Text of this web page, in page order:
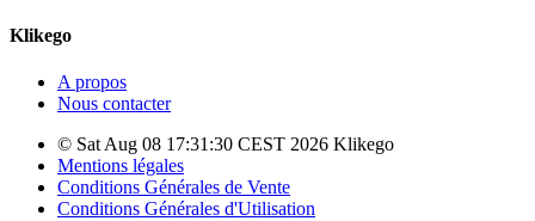
Klikego
A propos
Nous contacter
© Sat Aug 08 17:31:30 CEST 2026 Klikego
Mentions légales
Conditions Générales de Vente
Conditions Générales d'Utilisation